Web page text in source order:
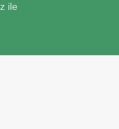
ile